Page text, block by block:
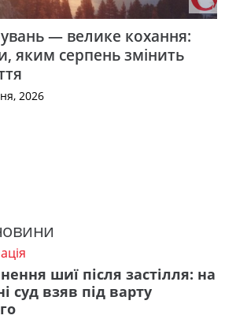
— велике кохання:
яким серпень змінить
2026
шиї після застілля: на
суд взяв під варту